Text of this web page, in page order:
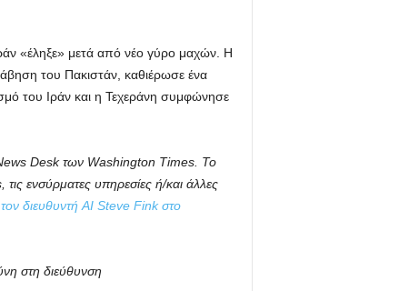
«έληξε» μετά από νέο γύρο μαχών. Η
του Πακιστάν, καθιέρωσε ένα
του Ιράν και η Τεχεράνη συμφώνησε
Desk των Washington Times. Το
ενσύρματες υπηρεσίες ή/και άλλες
διευθυντή AI Steve Fink στο
στη διεύθυνση